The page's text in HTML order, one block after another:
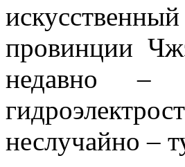
провинции
недавно –
неслучайно –